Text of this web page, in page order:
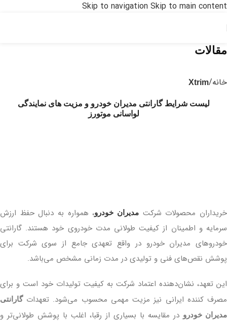
Skip to navigation Skip to main content
🚗 طرح جایگزینی محصولات مدیران خودرو 1405⚡
مقالات
خانه/
Xtrim
لیست شرایط گارانتی مدیران خودرو و مزیت های نمایندگی
لواسانی موتورز
خریداران محصولات شرکت مدیران خودرو، همواره به دنبال حفظ ارزش
سرمایه و اطمینان از کیفیت طولانی‌ مدت خودروی خود هستند. گارانتی
خودروهای مدیران خودرو در واقع تعهدی جامع از سوی شرکت برای
پوشش نقص‌های فنی و تولیدی در مدت ‌زمانی مشخص می‌باشد.
این تعهد، نشان‌دهنده اعتماد شرکت به کیفیت تولیدات خود است و برای
مصرف ‌کننده ایرانی نیز مزیت مهمی محسوب می‌شود. تعهداتگارانتی
مدیران خودرودر مقایسه با بسیاری از رقبا، اغلب با پوشش طولانی‌تر و